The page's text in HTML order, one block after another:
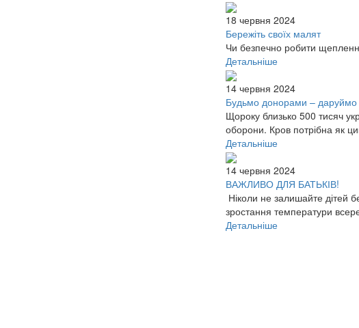
18 червня 2024
Бережіть своїх малят
Чи безпечно робити
Детальніше
14 червня 2024
Будьмо донорами – даруймо
Щороку близько 500 тисяч
оборони. Кров потрібна як
Детальніше
14 червня 2024
ВАЖЛИВО ДЛЯ БАТЬКІВ!
Ніколи не залишайте дітей
зростання температури
Детальніше